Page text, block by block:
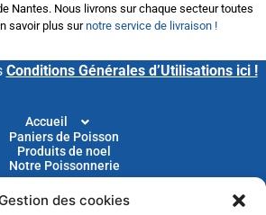
des cookies
Nantes. Nous livrons sur chaque secteur toutes
savoir plus surnotre service de livraison !
Conditions Générales d’Utilisations ici !
Accueil
Paniers de Poisson
Produits de noel
Notre Poissonnerie
Livraison